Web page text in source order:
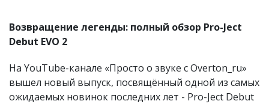
Возвращение легенды: полный обзор Pro-Ject
Debut EVO 2
На YouTube-канале «Просто о звуке с Overton_ru»
вышел новый выпуск, посвящённый одной из самых
ожидаемых новинок последних лет - Pro-Ject Debut